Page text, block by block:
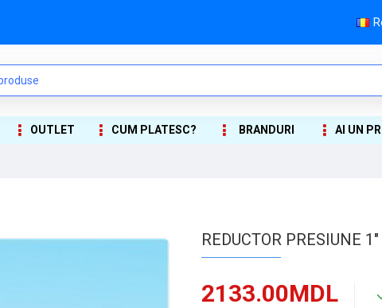
OUTLET CUM PLATESC? BRANDURI AI UN
REDUCTOR PRESIUNE 1"
2133.00MDL